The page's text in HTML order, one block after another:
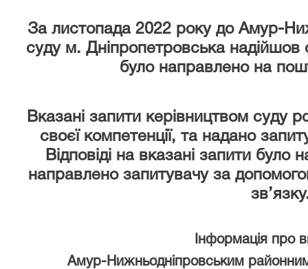
За листопада 2022 року до Амур-
суду м. Дніпропетровська надійшов
було направлено на
Вказані запити керівництвом суду
своєї компетенції, та надано
Відповіді на вказані запити
направлено запитувачу за
Інформація про
Амур-Нижньодніпровським